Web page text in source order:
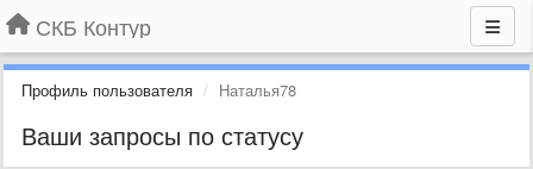
СКБ Контур
Профиль пользователя Наталья78
Ваши запросы по статусу